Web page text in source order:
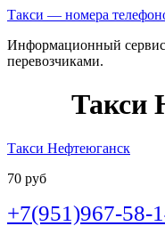
Такси — номера
Информационный
перевозчиками.
Такси
Такси Нефтеюганск
70 руб
+7(951)967-58-